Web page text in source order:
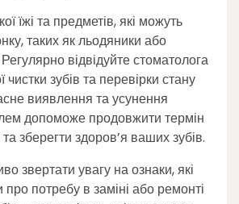
їжі та предметів, які можуть
таких як льодяники або
відвідуйте стоматолога
зубів та перевірки стану
виявлення та усунення
допоможе продовжити термін
зберегти здоров’я ваших зубів.
звертати увагу на ознаки, які
про потребу в заміні або ремонті